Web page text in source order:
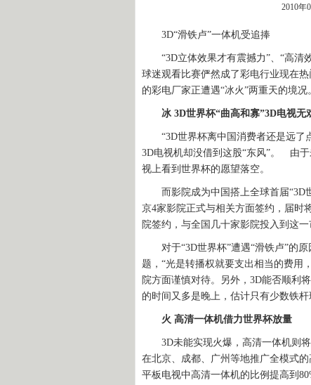
2010年
3D“滑铁卢”一体机受追捧
“3D立体效果才有震撼力”、“高清效
球迷观看比赛俨然成了彩电行业现在
的彩电厂家正遭遇“冰火”两重天的境况
冰 3D世界杯“曲高和寡”3D电视无
“3D世界杯离中国消费者还是远了点
3D电视机却没借到这股“东风”。 由
视上看到世界杯的愿望落空。
而影院成为中国搭上全球首届“3D
京4家影院正式与相关方面签约，届时
院签约，与全国几十家影院投入到这
对于“3D世界杯”遭遇“滑铁卢”的原
题，“光是转播权就要支出相当的费用
院方面谨慎对待。另外，3D能否顺利
的时间又多是晚上，估计只有少数铁
火 高清一体机借力世界杯放量
3D未能实现火爆，高清一体机则将
在北京、成都、广州等地推广全模式
平板电视中高清一体机的比例提高到